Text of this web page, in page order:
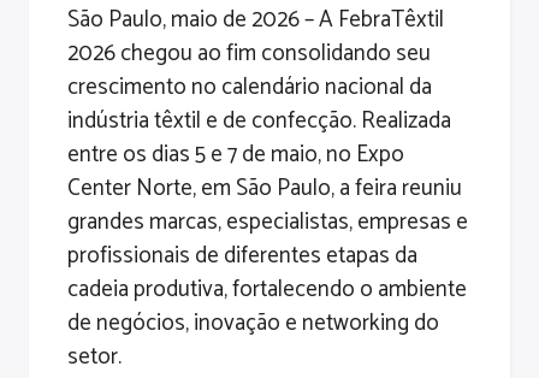
São Paulo, maio de 2026 – A FebraTêxtil
2026 chegou ao fim consolidando seu
crescimento no calendário nacional da
indústria têxtil e de confecção. Realizada
entre os dias 5 e 7 de maio, no Expo
Center Norte, em São Paulo, a feira reuniu
grandes marcas, especialistas, empresas e
profissionais de diferentes etapas da
cadeia produtiva, fortalecendo o ambiente
de negócios, inovação e networking do
setor.